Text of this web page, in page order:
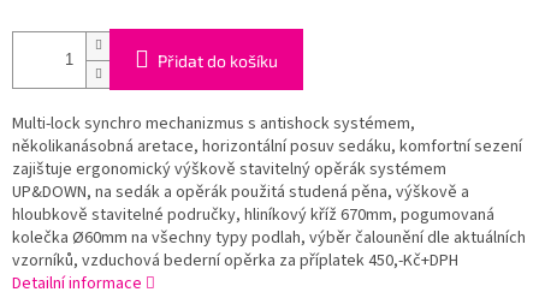
Přidat do košíku
Multi-lock synchro mechanizmus s antishock systémem,
několikanásobná aretace, horizontální posuv sedáku, komfortní sezení
zajištuje ergonomický výškově stavitelný opěrák systémem
UP&DOWN, na sedák a opěrák použitá studená pěna, výškově a
hloubkově stavitelné područky, hliníkový kříž 670mm, pogumovaná
kolečka Ø60mm na všechny typy podlah, výběr čalounění dle aktuálních
vzorníků, vzduchová bederní opěrka za příplatek 450,-Kč+DPH
Detailní informace